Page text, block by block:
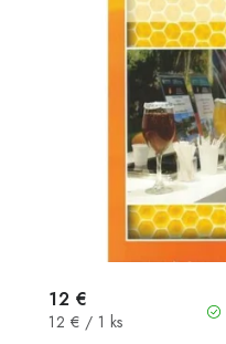
12 €
Jednotková
12 € / 1 ks